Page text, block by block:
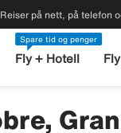
Reiser på nett, på telefon
Spare tid og penger
Fly + Hotell Fly